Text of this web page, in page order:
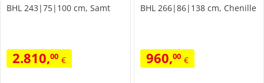
BHL 243|75|100 cm, Samt
2.810,00 €
BHL 266|86|138 cm, Chenille
960,00 €